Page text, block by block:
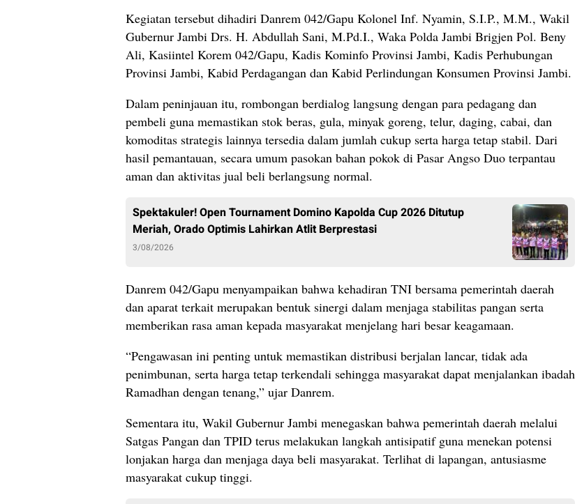
Kegiatan tersebut dihadiri Danrem 042/Gapu Kolonel Inf. Nyamin, S.I.P., M.M., Wakil
Gubernur Jambi Drs. H. Abdullah Sani, M.Pd.I., Waka Polda Jambi Brigjen Pol. Beny
Ali, Kasiintel Korem 042/Gapu, Kadis Kominfo Provinsi Jambi, Kadis Perhubungan
Provinsi Jambi, Kabid Perdagangan dan Kabid Perlindungan Konsumen Provinsi Jambi.
Dalam peninjauan itu, rombongan berdialog langsung dengan para pedagang dan
pembeli guna memastikan stok beras, gula, minyak goreng, telur, daging, cabai, dan
komoditas strategis lainnya tersedia dalam jumlah cukup serta harga tetap stabil. Dari
hasil pemantauan, secara umum pasokan bahan pokok di Pasar Angso Duo terpantau
aman dan aktivitas jual beli berlangsung normal.
Spektakuler! Open Tournament Domino Kapolda Cup 2026 Ditutup
Meriah, Orado Optimis Lahirkan Atlit Berprestasi
3/08/2026
Danrem 042/Gapu menyampaikan bahwa kehadiran TNI bersama pemerintah daerah
dan aparat terkait merupakan bentuk sinergi dalam menjaga stabilitas pangan serta
memberikan rasa aman kepada masyarakat menjelang hari besar keagamaan.
“Pengawasan ini penting untuk memastikan distribusi berjalan lancar, tidak ada
penimbunan, serta harga tetap terkendali sehingga masyarakat dapat menjalankan ibadah
Ramadhan dengan tenang,” ujar Danrem.
Sementara itu, Wakil Gubernur Jambi menegaskan bahwa pemerintah daerah melalui
Satgas Pangan dan TPID terus melakukan langkah antisipatif guna menekan potensi
lonjakan harga dan menjaga daya beli masyarakat. Terlihat di lapangan, antusiasme
masyarakat cukup tinggi.